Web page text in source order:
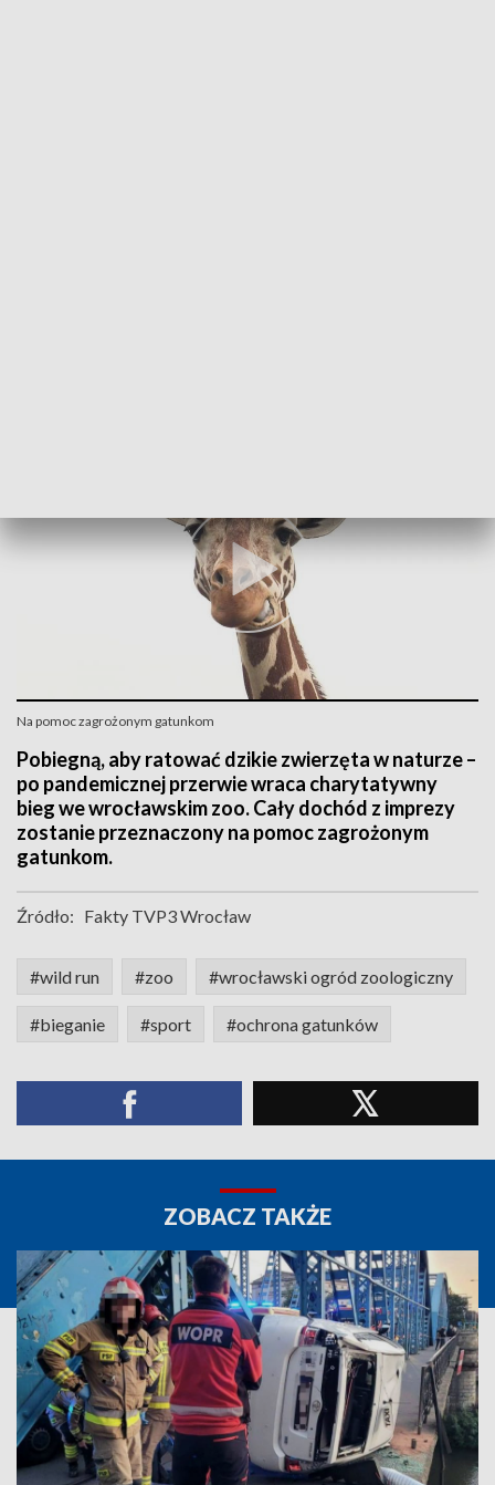
Na pomoc zagrożonym gatunkom
Pobiegną, aby ratować dzikie zwierzęta w naturze –
po pandemicznej przerwie wraca charytatywny
bieg we wrocławskim zoo. Cały dochód z imprezy
zostanie przeznaczony na pomoc zagrożonym
gatunkom.
Źródło: Fakty TVP3 Wrocław
#wild run #zoo #wrocławski ogród zoologiczny
#bieganie #sport #ochrona gatunków
ZOBACZ TAKŻE